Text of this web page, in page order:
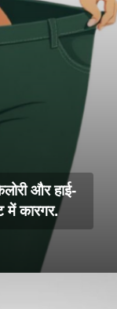
और हाई-
में कारगर.